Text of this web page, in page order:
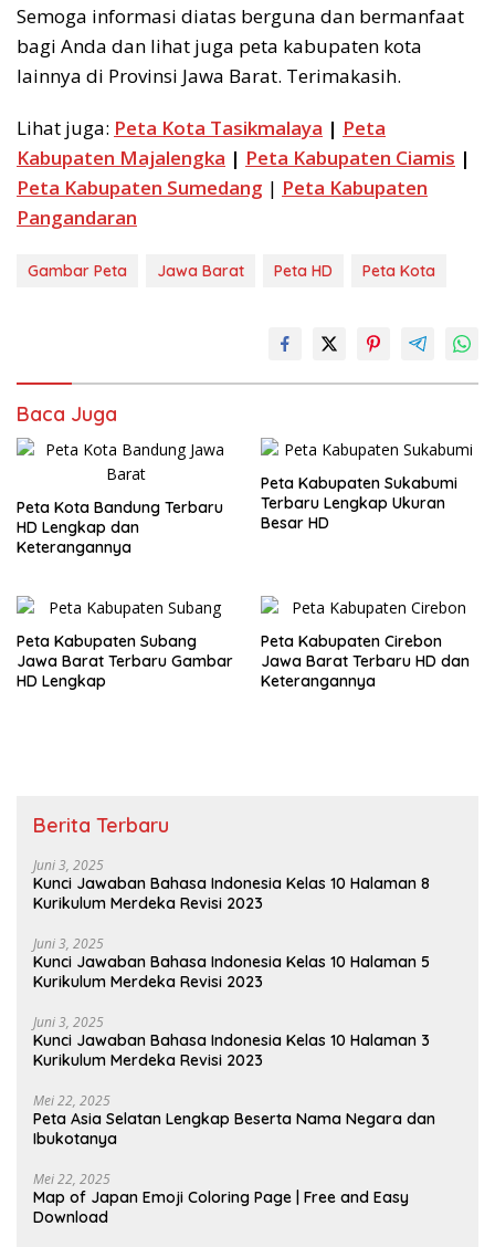
Semoga informasi diatas berguna dan bermanfaat
bagi Anda dan lihat juga peta kabupaten kota
lainnya di Provinsi Jawa Barat. Terimakasih.
Lihat juga: Peta Kota Tasikmalaya | Peta
Kabupaten Majalengka | Peta Kabupaten Ciamis |
Peta Kabupaten Sumedang | Peta Kabupaten
Pangandaran
Gambar Peta Jawa Barat Peta HD Peta Kota
Baca Juga
Peta Kota Bandung Terbaru
HD Lengkap dan
Keterangannya
Peta Kabupaten Sukabumi
Terbaru Lengkap Ukuran
Besar HD
Peta Kabupaten Subang
Jawa Barat Terbaru Gambar
HD Lengkap
Peta Kabupaten Cirebon
Jawa Barat Terbaru HD dan
Keterangannya
Berita Terbaru
Juni 3, 2025
Kunci Jawaban Bahasa Indonesia Kelas 10 Halaman 8
Kurikulum Merdeka Revisi 2023
Juni 3, 2025
Kunci Jawaban Bahasa Indonesia Kelas 10 Halaman 5
Kurikulum Merdeka Revisi 2023
Juni 3, 2025
Kunci Jawaban Bahasa Indonesia Kelas 10 Halaman 3
Kurikulum Merdeka Revisi 2023
Mei 22, 2025
Peta Asia Selatan Lengkap Beserta Nama Negara dan
Ibukotanya
Mei 22, 2025
Map of Japan Emoji Coloring Page | Free and Easy
Download